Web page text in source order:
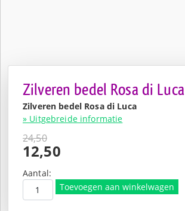
Zilveren bedel Rosa di Luca
Zilveren bedel Rosa di Luca
» Uitgebreide informatie
24,50
Oorspronkelijke
prijs
was:
€24,50.
12,50
Huidige
prijs
is:
€12,50.
Aantal:
Toevoegen aan winkelwagen